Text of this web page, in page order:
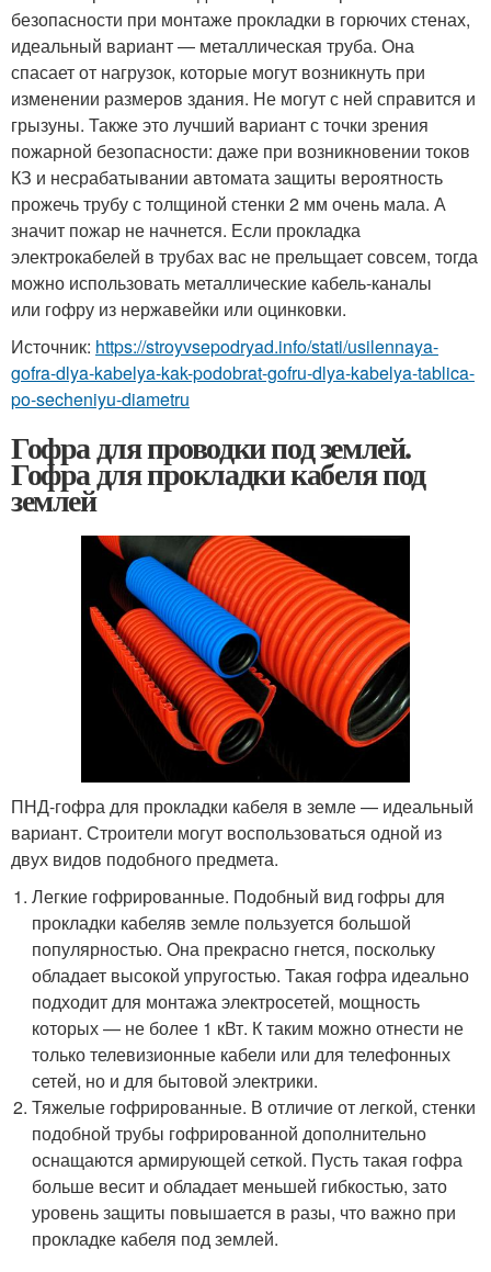
безопасности при монтаже прокладки в горючих стенах,
идеальный вариант — металлическая труба. Она
спасает от нагрузок, которые могут возникнуть при
изменении размеров здания. Не могут с ней справится и
грызуны. Также это лучший вариант с точки зрения
пожарной безопасности: даже при возникновении токов
КЗ и несрабатывании автомата защиты вероятность
прожечь трубу с толщиной стенки 2 мм очень мала. А
значит пожар не начнется. Если прокладка
электрокабелей в трубах вас не прельщает совсем, тогда
можно использовать металлические кабель-каналы
или гофру из нержавейки или оцинковки.
Источник: https://stroyvsepodryad.info/stati/usilennaya-
gofra-dlya-kabelya-kak-podobrat-gofru-dlya-kabelya-tablica-
po-secheniyu-diametru
Гофра для проводки под землей.
Гофра для прокладки кабеля под
землей
ПНД-гофра для прокладки кабеля в земле — идеальный
вариант. Строители могут воспользоваться одной из
двух видов подобного предмета.
Легкие гофрированные. Подобный вид гофры для
прокладки кабеляв земле пользуется большой
популярностью. Она прекрасно гнется, поскольку
обладает высокой упругостью. Такая гофра идеально
подходит для монтажа электросетей, мощность
которых — не более 1 кВт. К таким можно отнести не
только телевизионные кабели или для телефонных
сетей, но и для бытовой электрики.
Тяжелые гофрированные. В отличие от легкой, стенки
подобной трубы гофрированной дополнительно
оснащаются армирующей сеткой. Пусть такая гофра
больше весит и обладает меньшей гибкостью, зато
уровень защиты повышается в разы, что важно при
прокладке кабеля под землей.